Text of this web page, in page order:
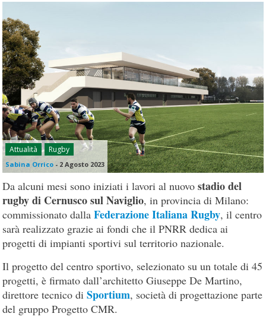
Attualità Rugby
Sabina Orrico - 2 Agosto 2023
Da alcuni mesi sono iniziati i lavori al nuovostadio del
rugby di Cernusco sul Naviglio, in provincia di Milano:
commissionato dallaFederazione Italiana Rugby, il centro
sarà realizzato grazie ai fondi che il PNRR dedica ai
progetti di impianti sportivi sul territorio nazionale.
Il progetto del centro sportivo, selezionato su un totale di 45
progetti, è firmato dall’architetto Giuseppe De Martino,
direttore tecnico diSportium, società di progettazione parte
del gruppo Progetto CMR.